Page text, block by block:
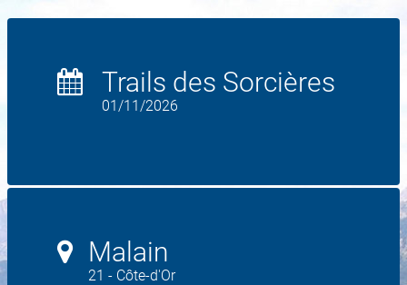
Trails des Sorcières
01/11/2026
Malain
21 - Côte-d'Or